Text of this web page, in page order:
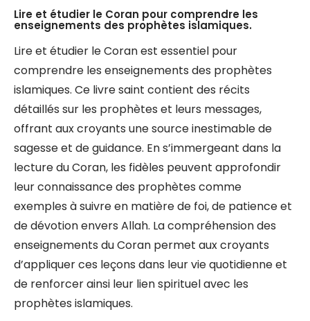
Lire et étudier le Coran pour comprendre les
enseignements des prophètes islamiques.
Lire et étudier le Coran est essentiel pour
comprendre les enseignements des prophètes
islamiques. Ce livre saint contient des récits
détaillés sur les prophètes et leurs messages,
offrant aux croyants une source inestimable de
sagesse et de guidance. En s’immergeant dans la
lecture du Coran, les fidèles peuvent approfondir
leur connaissance des prophètes comme
exemples à suivre en matière de foi, de patience et
de dévotion envers Allah. La compréhension des
enseignements du Coran permet aux croyants
d’appliquer ces leçons dans leur vie quotidienne et
de renforcer ainsi leur lien spirituel avec les
prophètes islamiques.